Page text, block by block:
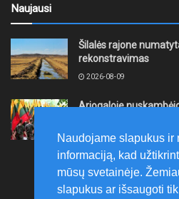
Naujausi
Šilalės rajone
rekonstravimas
2026-08-09
Ariogaloje
širdy“
2026-08-08
Naudojame slapukus ir
informaciją, kad
mūsų svetainėje.
slapukus ar išsaugoti